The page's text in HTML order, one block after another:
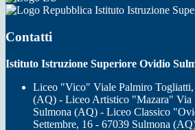
Istituto Istruzione
Contatti
Istituto Istruzione Superiore Ovidio
Liceo "Vico" Viale Palmiro Togliatti,
(AQ) - Liceo Artistico "Mazara" Via
Sulmona (AQ) - Liceo Classico
Settembre, 16 - 67039 Sulmona